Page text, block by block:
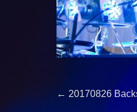
← Previous
20170826